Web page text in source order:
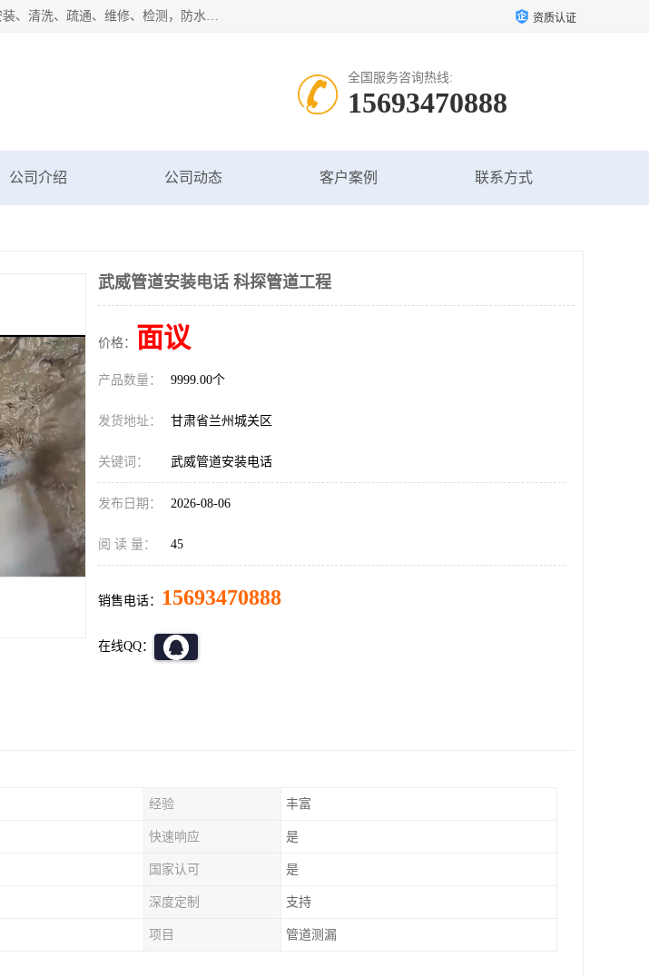
甘肃科探管道工程有限公司成立于2019年，注册地位于甘肃省兰州市。经营范围包括管道安装、清洗、疏通、维修、检测，防水工程，工程钻孔，化粪池清理，暖气安装，给排水管道安装维修，室内外管道如消防、供水、供热管道漏水检测定位，室内外防水堵漏等。 资质认证
全国服务咨询热线:
15693470888
公司介绍 公司动态 客户案例 联系方式
武威管道安装电话 科探管道工程
价格： 面议
产品数量： 9999.00个
发货地址： 甘肃省兰州城关区
关键词： 武威管道安装电话
发布日期： 2026-08-06
阅 读 量： 45
销售电话： 15693470888
在线QQ：
经验 丰富
快速响应 是
国家认可 是
深度定制 支持
项目 管道测漏